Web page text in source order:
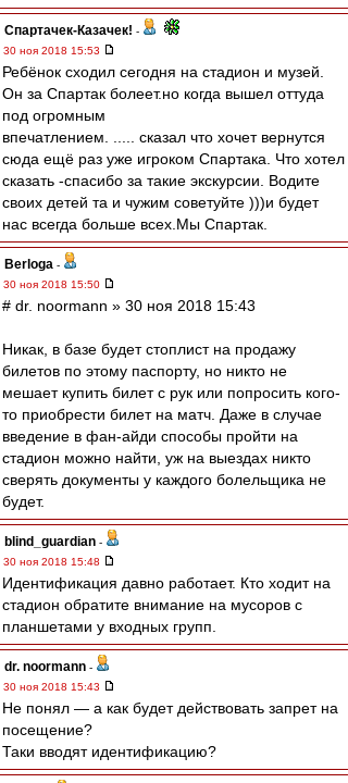
Спартачек-Казачек! -
30 ноя 2018 15:53
Ребёнок сходил сегодня на стадион и музей.
Он за Спартак болеет.но когда вышел оттуда
под огромным
впечатлением. ..... сказал что хочет вернутся
сюда ещё раз уже игроком Спартака. Что хотел
сказать -спасибо за такие экскурсии. Водите
своих детей та и чужим советуйте )))и будет
нас всегда больше всех.Мы Спартак.
Berloga -
30 ноя 2018 15:50
# dr. noormann » 30 ноя 2018 15:43
Никак, в базе будет стоплист на продажу
билетов по этому паспорту, но никто не
мешает купить билет с рук или попросить кого-
то приобрести билет на матч. Даже в случае
введение в фан-айди способы пройти на
стадион можно найти, уж на выездах никто
сверять документы у каждого болельщика не
будет.
blind_guardian -
30 ноя 2018 15:48
Идентификация давно работает. Кто ходит на
стадион обратите внимание на мусоров с
планшетами у входных групп.
dr. noormann -
30 ноя 2018 15:43
Не понял — а как будет действовать запрет на
посещение?
Таки вводят идентификацию?